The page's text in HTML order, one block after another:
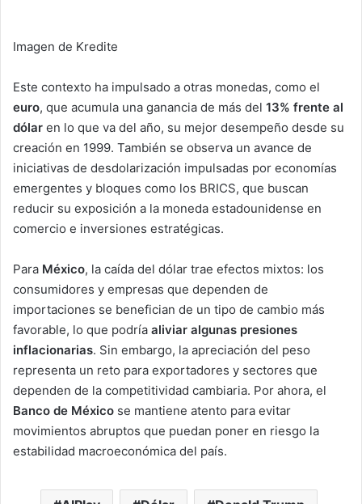
Imagen de Kredite
Este contexto ha impulsado a otras monedas, como el
euro, que acumula una ganancia de más del 13% frente al
dólar en lo que va del año, su mejor desempeño desde su
creación en 1999. También se observa un avance de
iniciativas de desdolarización impulsadas por economías
emergentes y bloques como los BRICS, que buscan
reducir su exposición a la moneda estadounidense en
comercio e inversiones estratégicas.
Para México, la caída del dólar trae efectos mixtos: los
consumidores y empresas que dependen de
importaciones se benefician de un tipo de cambio más
favorable, lo que podría aliviar algunas presiones
inflacionarias. Sin embargo, la apreciación del peso
representa un reto para exportadores y sectores que
dependen de la competitividad cambiaria. Por ahora, el
Banco de México se mantiene atento para evitar
movimientos abruptos que puedan poner en riesgo la
estabilidad macroeconómica del país.